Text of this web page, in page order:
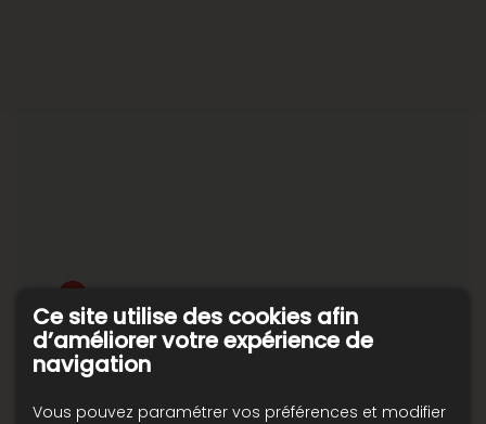
Ce site utilise des cookies afin
d’améliorer votre expérience de
navigation
Vous pouvez paramétrer vos préférences et modifier